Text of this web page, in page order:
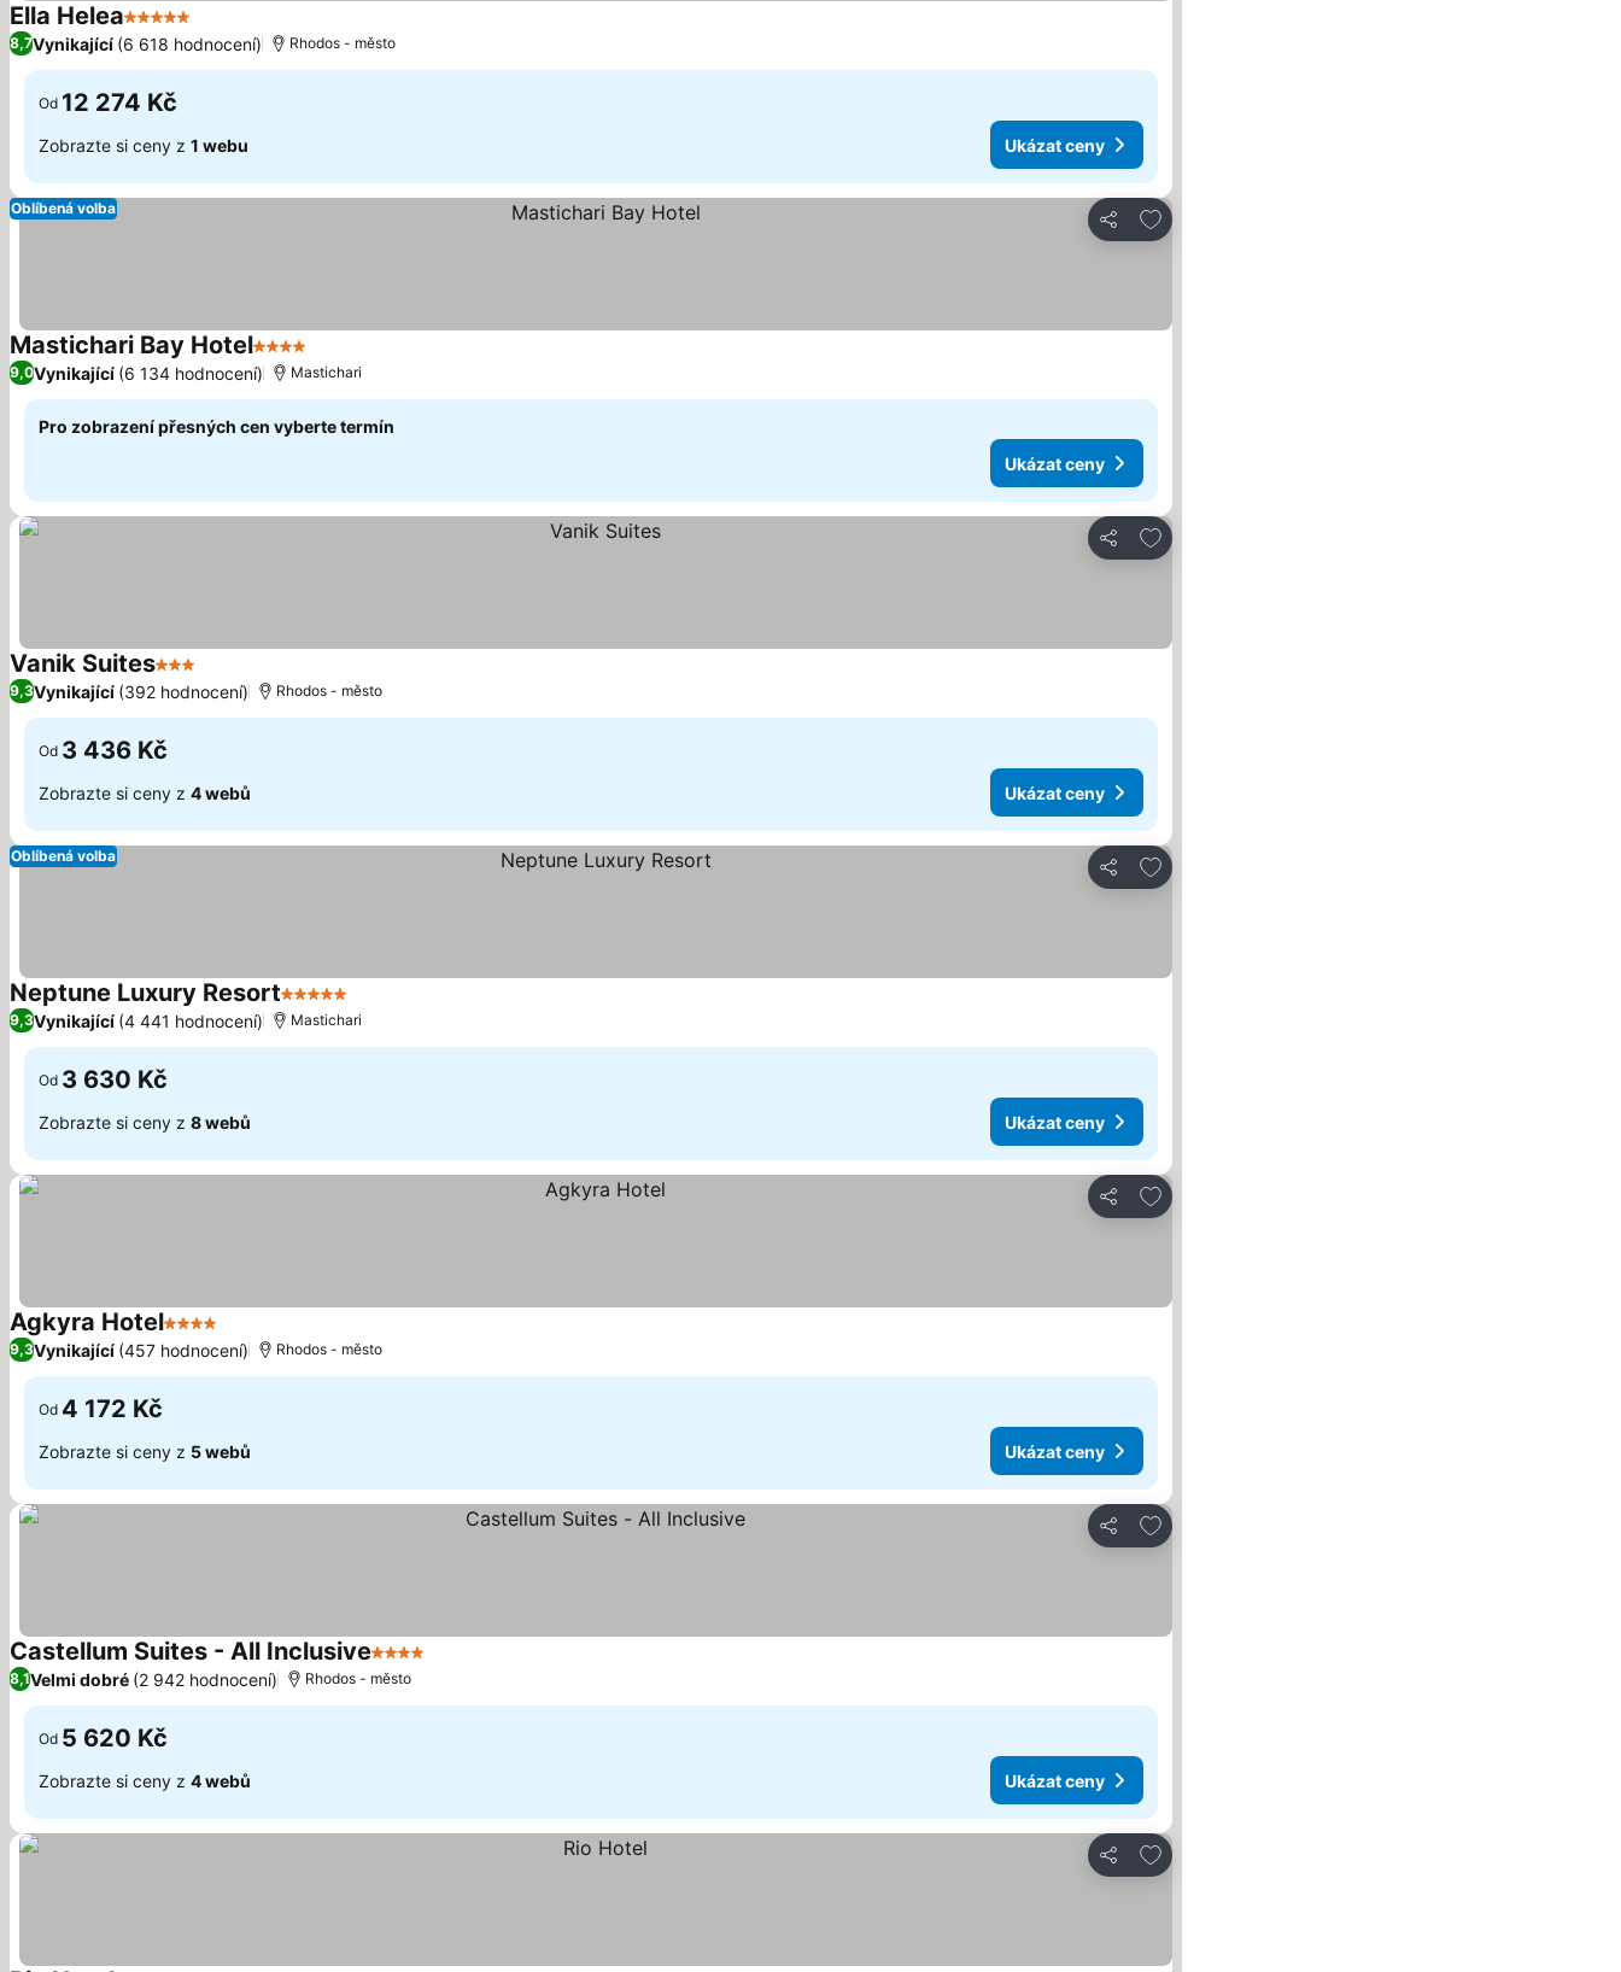
Ella Helea5 Počet hvězdiček
8,7Vynikající (6 618 hodnocení) Rhodos - město
Od 12 274 Kč
Zobrazte si ceny z 1 webu Ukázat ceny
Sdílet
Přidat na seznam oblíbených hotelů
Oblíbená volba
Mastichari Bay Hotel4 Počet hvězdiček
9,0Vynikající (6 134 hodnocení) Mastichari
Pro zobrazení přesných cen vyberte termín
Ukázat ceny
Sdílet
Přidat na seznam oblíbených hotelů
Vanik Suites3 Počet hvězdiček
9,3Vynikající (392 hodnocení) Rhodos - město
Od 3 436 Kč
Zobrazte si ceny z 4 webů Ukázat ceny
Sdílet
Přidat na seznam oblíbených hotelů
Oblíbená volba
Neptune Luxury Resort5 Počet hvězdiček
9,3Vynikající (4 441 hodnocení) Mastichari
Od 3 630 Kč
Zobrazte si ceny z 8 webů Ukázat ceny
Sdílet
Přidat na seznam oblíbených hotelů
Agkyra Hotel4 Počet hvězdiček
9,3Vynikající (457 hodnocení) Rhodos - město
Od 4 172 Kč
Zobrazte si ceny z 5 webů Ukázat ceny
Sdílet
Přidat na seznam oblíbených hotelů
Castellum Suites - All Inclusive4 Počet hvězdiček
8,1Velmi dobré (2 942 hodnocení) Rhodos - město
Od 5 620 Kč
Zobrazte si ceny z 4 webů Ukázat ceny
Sdílet
Přidat na seznam oblíbených hotelů